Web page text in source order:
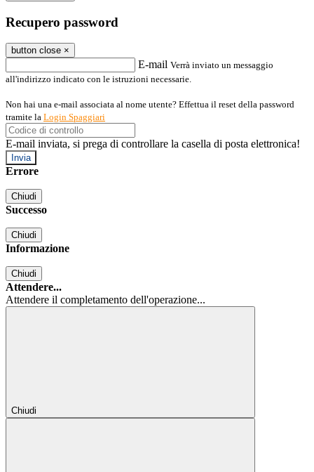
Recupero password
button close ×
E-mail Verrà inviato un messaggio
all'indirizzo indicato con le istruzioni necessarie.
Non hai una e-mail associata al nome utente? Effettua il reset della password
tramite la Login Spaggiari
E-mail inviata, si prega di controllare la casella di posta elettronica!
Errore
Chiudi
Successo
Chiudi
Informazione
Chiudi
Attendere...
Attendere il completamento dell'operazione...
Chiudi